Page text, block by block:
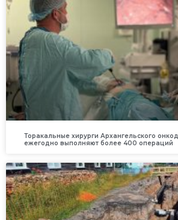
Торакальные хирурги Архангельского
ежегодно выполняют более 400 операций